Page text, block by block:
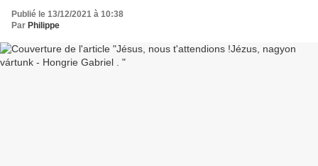
Publié le 13/12/2021 à 10:38
Par Philippe